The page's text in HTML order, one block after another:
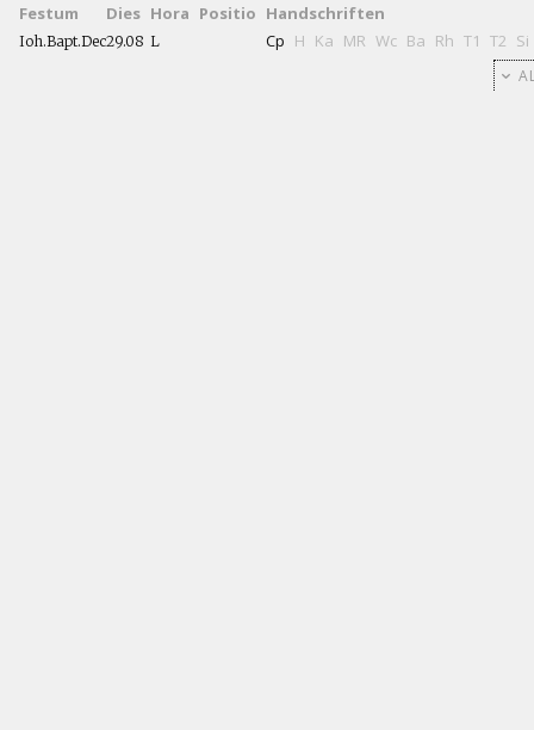
Festum Dies Hora Positio Handschriften
Ioh.Bapt.Dec29.08 L Cp H Ka MR Wc Ba Rh T1 T2 Si